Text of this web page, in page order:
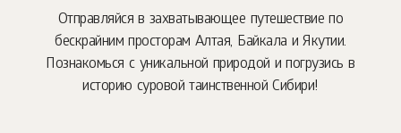
Отправляйся в захватывающее путешествие по
бескрайним просторам Алтая, Байкала и Якутии.
Познакомься с уникальной природой и погрузись в
историю суровой таинственной Сибири!